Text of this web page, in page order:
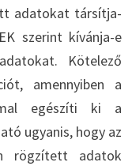
adatokat társítja-
szerint kívánja-e
Kötelező
amennyiben a
egészíti ki a
ugyanis, hogy az
rögzített adatok